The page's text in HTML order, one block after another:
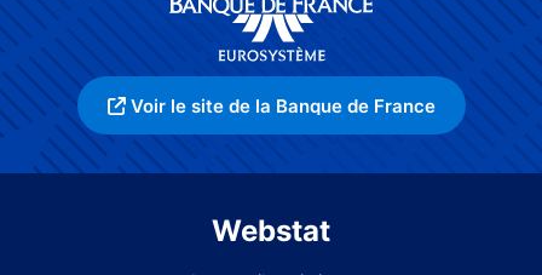
Voir le site de la Banque de France
Webstat